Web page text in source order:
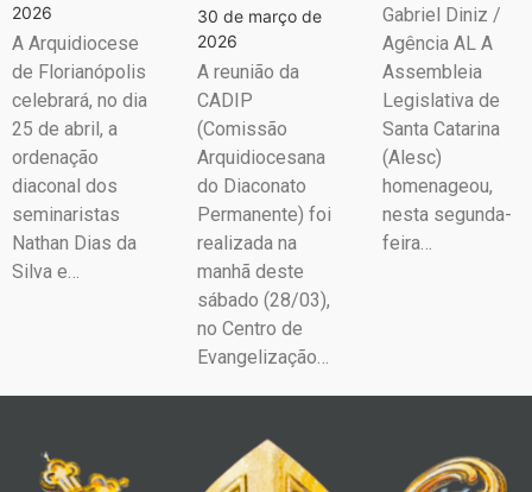
2026
A Arquidiocese
de Florianópolis
celebrará, no dia
25 de abril, a
ordenação
diaconal dos
seminaristas
Nathan Dias da
Silva e…
30 de março de
2026
A reunião da
CADIP
(Comissão
Arquidiocesana
do Diaconato
Permanente) foi
realizada na
manhã deste
sábado (28/03),
no Centro de
Evangelização…
Gabriel Diniz /
Agência AL A
Assembleia
Legislativa de
Santa Catarina
(Alesc)
homenageou,
nesta segunda-
feira…